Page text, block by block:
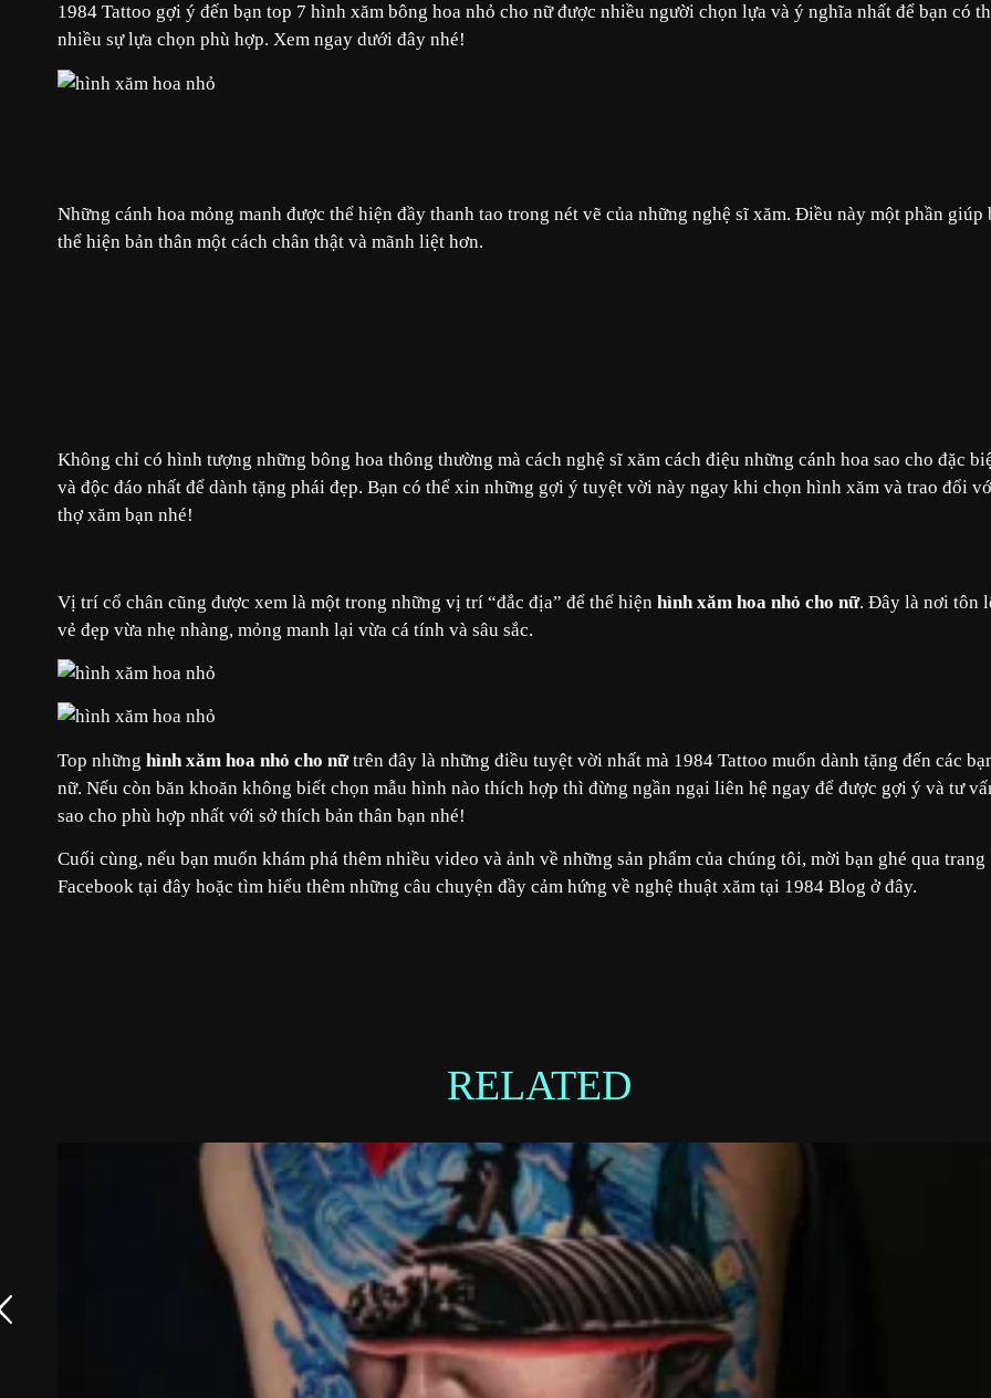
1984 Tattoo gợi ý đến bạn top 7 hình xăm bông hoa nhỏ cho nữ được nhiều người chọn lựa và ý nghĩa nhất để bạn có
nhiều sự lựa chọn phù hợp. Xem ngay dưới đây nhé!
Những cánh hoa mỏng manh được thể hiện đầy thanh tao trong nét vẽ của những nghệ sĩ xăm. Điều này một phần giúp
thể hiện bản thân một cách chân thật và mãnh liệt hơn.
Không chỉ có hình tượng những bông hoa thông thường mà cách nghệ sĩ xăm cách điệu những cánh hoa sao cho đặc
và độc đáo nhất để dành tặng phái đẹp. Bạn có thể xin những gợi ý tuyệt vời này ngay khi chọn hình xăm và trao đổi
thợ xăm bạn nhé!
Vị trí cổ chân cũng được xem là một trong những vị trí “đắc địa” để thể hiện hình xăm hoa nhỏ cho nữ. Đây là nơi tôn
vẻ đẹp vừa nhẹ nhàng, mỏng manh lại vừa cá tính và sâu sắc.
Top những hình xăm hoa nhỏ cho nữtrên đây là những điều tuyệt vời nhất mà 1984 Tattoo muốn dành tặng đến các
nữ. Nếu còn băn khoăn không biết chọn mẫu hình nào thích hợp thì đừng ngần ngại liên hệ ngay để được gợi ý và tư
sao cho phù hợp nhất với sở thích bản thân bạn nhé!
Cuối cùng, nếu bạn muốn khám phá thêm nhiều video và ảnh về những sản phẩm của chúng tôi, mời bạn ghé qua trang
Facebook tại đây hoặc tìm hiểu thêm những câu chuyện đầy cảm hứng về nghệ thuật xăm tại 1984 Blog ởđây.
RELATED